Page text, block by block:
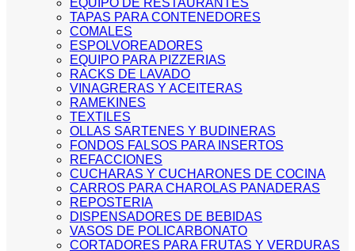
EQUIPO DE RESTAURANTES
TAPAS PARA CONTENEDORES
COMALES
ESPOLVOREADORES
EQUIPO PARA PIZZERIAS
RACKS DE LAVADO
VINAGRERAS Y ACEITERAS
RAMEKINES
TEXTILES
OLLAS SARTENES Y BUDINERAS
FONDOS FALSOS PARA INSERTOS
REFACCIONES
CUCHARAS Y CUCHARONES DE COCINA
CARROS PARA CHAROLAS PANADERAS
REPOSTERIA
DISPENSADORES DE BEBIDAS
VASOS DE POLICARBONATO
CORTADORES PARA FRUTAS Y VERDURAS